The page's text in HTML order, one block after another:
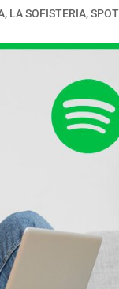
, LA SOFISTERIA,